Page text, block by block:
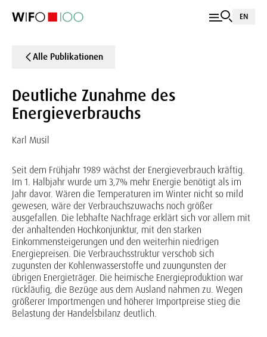
EN
Alle Publikationen
Deutliche Zunahme des
Energieverbrauchs
Karl Musil
Seit dem Frühjahr 1989 wächst der Energieverbrauch kräftig.
Im 1. Halbjahr wurde um 3,7% mehr Energie benötigt als im
Jahr davor. Wären die Temperaturen im Winter nicht so mild
gewesen, wäre der Verbrauchszuwachs noch größer
ausgefallen. Die lebhafte Nachfrage erklärt sich vor allem mit
der anhaltenden Hochkonjunktur, mit den starken
Einkommensteigerungen und den weiterhin niedrigen
Energiepreisen. Die Verbrauchsstruktur verschob sich
zugunsten der Kohlenwasserstoffe und zuungunsten der
übrigen Energieträger. Die heimische Energieproduktion war
rückläufig, die Bezüge aus dem Ausland nahmen zu. Wegen
größerer Importmengen und höherer Importpreise stieg die
Belastung der Handelsbilanz deutlich.